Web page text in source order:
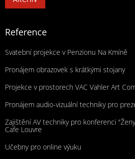
Reference
Svatební projekce v Penzionu Na Kmíně
Pronájem obrazovek s krátkými stojany
Projekce v prostorech VAC Vahler Art
Pronájem audio-vizuální techniky pro
Zajištění AV techniky pro konferenci
Cafe Louvre
Učebny pro online výuku